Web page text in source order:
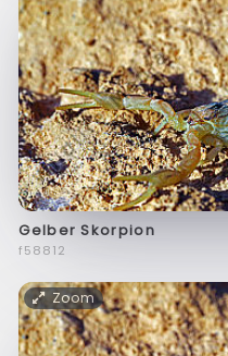
Gelber Skorpion
f58812
Zoom